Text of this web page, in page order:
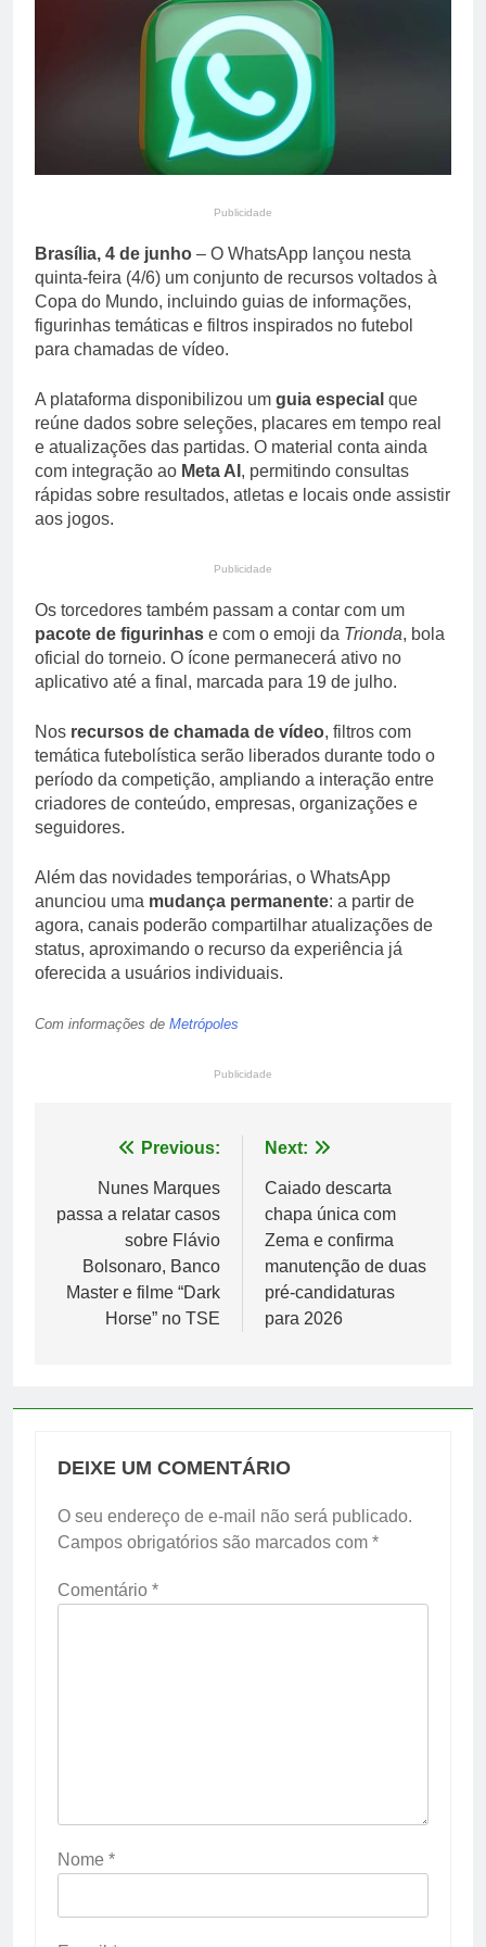
primária em relatório do
Departamento de Estado
3 Dias Ago
Streaming em julho: os
10 filmes mais
comentados do mês
3 Dias Ago
Publicidade
Brasília, 4 de junho – O WhatsApp lançou nesta
quinta-feira (4/6) um conjunto de recursos voltados à
Copa do Mundo, incluindo guias de informações,
figurinhas temáticas e filtros inspirados no futebol
para chamadas de vídeo.
A plataforma disponibilizou um guia especial que
reúne dados sobre seleções, placares em tempo real
e atualizações das partidas. O material conta ainda
com integração ao Meta AI , permitindo consultas
rápidas sobre resultados, atletas e locais onde assistir
aos jogos.
Publicidade
Os torcedores também passam a contar com um
pacote de figurinhas e com o emoji da Trionda, bola
oficial do torneio. O ícone permanecerá ativo no
aplicativo até a final, marcada para 19 de julho.
Nos recursos de chamada de vídeo, filtros com
temática futebolística serão liberados durante todo o
período da competição, ampliando a interação entre
criadores de conteúdo, empresas, organizações e
seguidores.
Além das novidades temporárias, o WhatsApp
anunciou uma mudança permanente: a partir de
agora, canais poderão compartilhar atualizações de
status, aproximando o recurso da experiência já
oferecida a usuários individuais.
Com informações de Metrópoles
Publicidade
Navegação
Post
Previous:
Nunes Marques
passa a relatar casos
sobre Flávio
Bolsonaro, Banco
Master e filme “Dark
Horse” no TSE
Next:
Caiado descarta
chapa única com
Zema e confirma
manutenção de duas
pré-candidaturas
para 2026
DEIXE UM COMENTÁRIO
O seu endereço de e-mail não será publicado.
Campos obrigatórios são marcados com *
Comentário *
Nome *